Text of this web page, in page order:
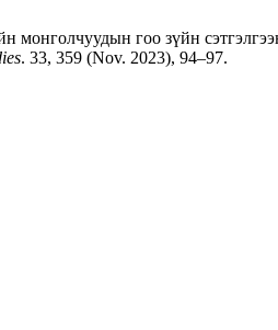
гоо зүйн
. 33, 359 (Nov. 2023), 94–97.